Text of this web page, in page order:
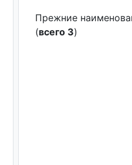
Прежние
(всего 3)